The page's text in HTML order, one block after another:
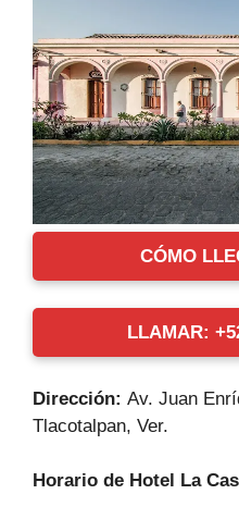
CÓMO
LLAMAR:
Dirección: Av. Juan
Tlacotalpan, Ver.
Horario de Hotel La